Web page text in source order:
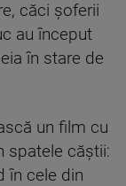
căci şoferii
au început
în stare de
un film cu
spatele căştii:
în cele din